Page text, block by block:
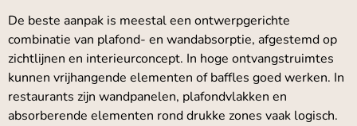
De beste aanpak is meestal een ontwerpgerichte
combinatie van plafond- en wandabsorptie, afgestemd op
zichtlijnen en interieurconcept. In hoge ontvangstruimtes
kunnen vrijhangende elementen of baffles goed werken. In
restaurants zijn wandpanelen, plafondvlakken en
absorberende elementen rond drukke zones vaak logisch.